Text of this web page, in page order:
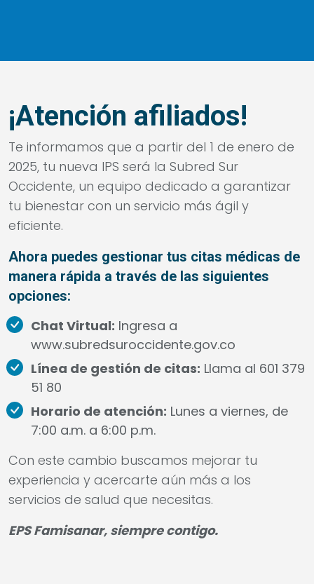
¡Atención afiliados!
Te informamos que a partir del 1 de enero de
2025, tu nueva IPS será la Subred Sur
Occidente, un equipo dedicado a garantizar
tu bienestar con un servicio más ágil y
eficiente.
Ahora puedes gestionar tus citas médicas de
manera rápida a través de las siguientes
opciones:
Chat Virtual: Ingresa a
www.subredsuroccidente.gov.co
Línea de gestión de citas: Llama al 601 379
51 80
Horario de atención: Lunes a viernes, de
7:00 a.m. a 6:00 p.m.
Con este cambio buscamos mejorar tu
experiencia y acercarte aún más a los
servicios de salud que necesitas.
EPS Famisanar, siempre contigo.